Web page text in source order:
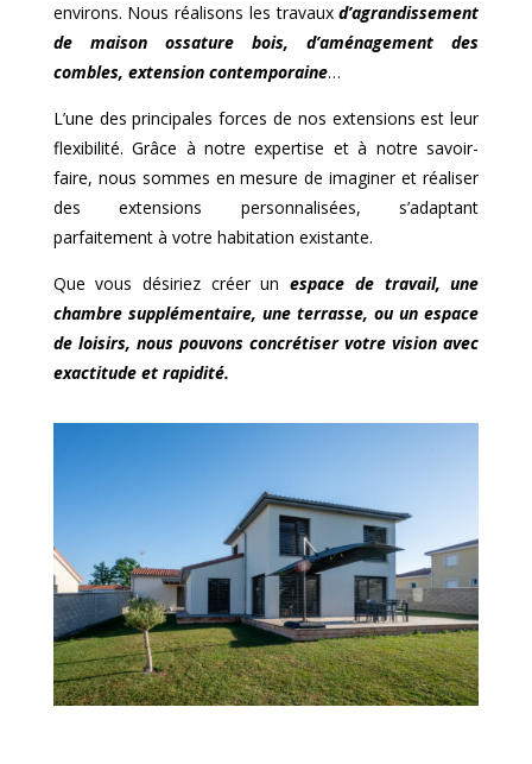
environs. Nous réalisons les travauxd’agrandissement
de maison ossature bois, d’aménagement des
combles, extension contemporaine…
L’une des principales forces de nos extensions est leur
flexibilité. Grâce à notre expertise et à notre savoir-
faire, nous sommes en mesure de imaginer et réaliser
des extensions personnalisées, s’adaptant
parfaitement à votre habitation existante.
Que vous désiriez créer unespace de travail, une
chambre supplémentaire, une terrasse, ou un espace
de loisirs, nous pouvons concrétiser votre vision avec
exactitude et rapidité.